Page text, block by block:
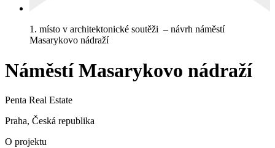
1. místo v architektonické soutěži – návrh náměstí
Masarykovo nádraží
Náměstí Masarykovo nádraží
Penta Real Estate
Praha, Česká republika
O projektu